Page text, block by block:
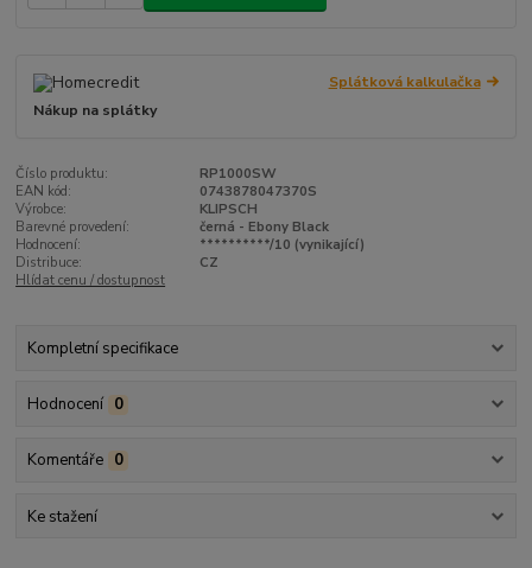
Splátková kalkulačka
Nákup na splátky
Číslo produktu:
RP1000SW
EAN kód:
0743878047370S
Výrobce:
KLIPSCH
Barevné provedení:
černá - Ebony Black
Hodnocení:
**********/10 (vynikající)
Distribuce:
CZ
Hlídat cenu / dostupnost
Kompletní specifikace
Hodnocení 0
Komentáře 0
Ke stažení